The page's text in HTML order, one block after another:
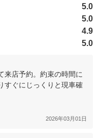
）
5.0
5.0
4.9
5.0
来店予約。約束の時間に
すぐにじっくりと現車確
2026年03月01日